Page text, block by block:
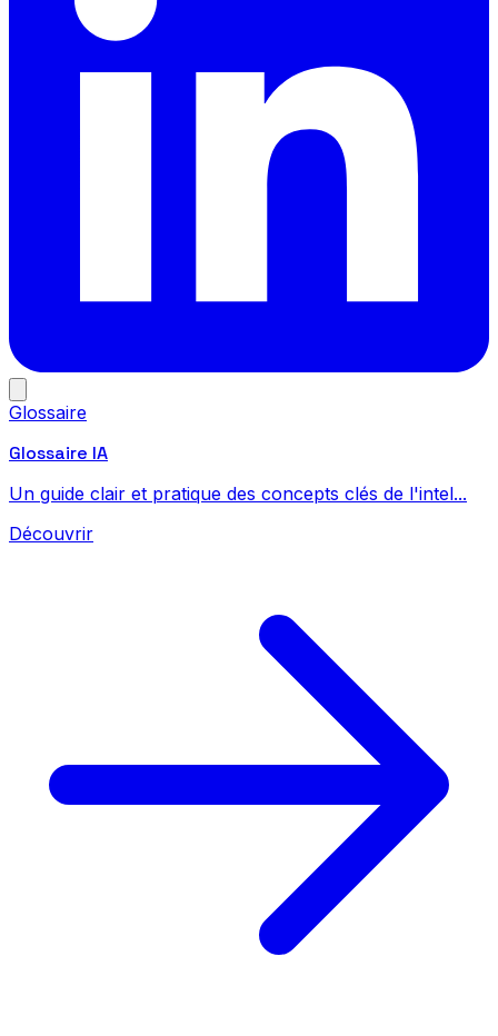
Glossaire
Glossaire IA
Un guide clair et pratique des concepts clés de l'intel...
Découvrir